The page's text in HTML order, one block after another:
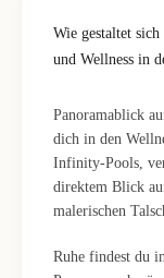
Wie gestaltet
und Wellness in
Panoramablick
dich in den
Infinity-Pools,
direktem Blick
malerischen
Ruhe findest du